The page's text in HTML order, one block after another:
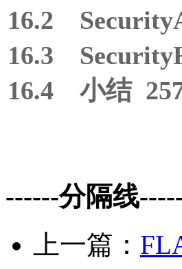
16.2
16.3
16.4 小结
------分隔线
上一篇：